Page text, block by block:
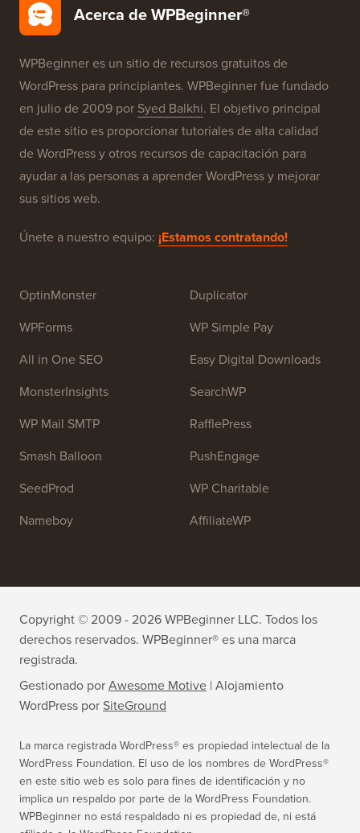
Acerca de WPBeginner®
WPBeginner es un sitio de recursos gratuitos de
WordPress para principiantes. WPBeginner fue fundado
en julio de 2009 por Syed Balkhi. El objetivo principal
de este sitio es proporcionar tutoriales de alta calidad
de WordPress y otros recursos de capacitación para
ayudar a las personas a aprender WordPress y mejorar
sus sitios web.
Únete a nuestro equipo: ¡Estamos contratando!
OptinMonster
WPForms
All in One SEO
MonsterInsights
WP Mail SMTP
Smash Balloon
SeedProd
Nameboy
Duplicator
WP Simple Pay
Easy Digital Downloads
SearchWP
RafflePress
PushEngage
WP Charitable
AffiliateWP
Copyright © 2009 - 2026 WPBeginner LLC. Todos los
derechos reservados. WPBeginner® es una marca
registrada.
Gestionado porAwesome Motive | Alojamiento
WordPress porSiteGround
La marca registrada WordPress® es propiedad intelectual de la
WordPress Foundation. El uso de los nombres de WordPress®
en este sitio web es solo para fines de identificación y no
implica un respaldo por parte de la WordPress Foundation.
WPBeginner no está respaldado ni es propiedad de, ni está